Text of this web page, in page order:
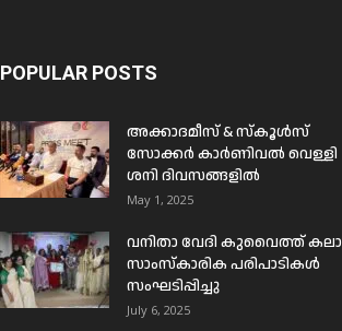
POPULAR POSTS
അക്കാദമീസ് & സ്കൂൾസ്
സോക്കർ കാർണിവൽ വെള്ളി
ശനി ദിവസങ്ങളിൽ
May 1, 2025
വനിതാ വേദി കുവൈത്ത് കലാ
സാംസ്കാരിക പരിപാടികൾ
സംഘടിപ്പിച്ചു
July 6, 2025